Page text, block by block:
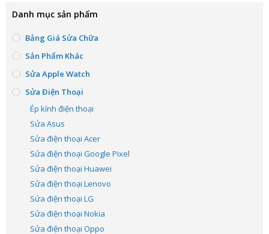
Danh mục sản phẩm
Bảng Giá Sửa Chữa
Sản Phẩm Khác
Sửa Apple Watch
Sửa Điện Thoại
Ép kính điện thoại
Sửa Asus
Sửa điện thoại Acer
Sửa điện thoại Google Pixel
Sửa điện thoại Huawei
Sửa điện thoại Lenovo
Sửa điện thoại LG
Sửa điện thoại Nokia
Sửa điện thoại Oppo